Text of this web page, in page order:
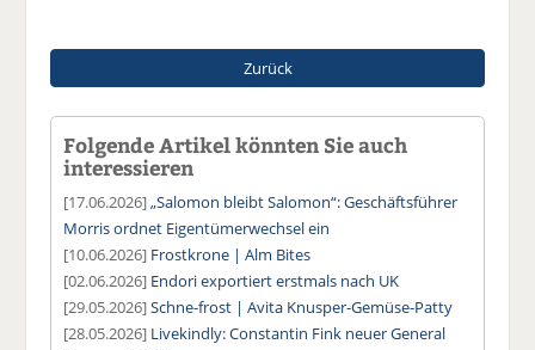
Zurück
Folgende Artikel könnten Sie auch
interessieren
[17.06.2026]„Salomon bleibt Salomon“: Geschäftsführer
Morris ordnet Eigentümerwechsel ein
[10.06.2026] Frostkrone | Alm Bites
[02.06.2026] Endori exportiert erstmals nach UK
[29.05.2026]Schne-frost | Avita Knusper-Gemüse-Patty
[28.05.2026] Livekindly: Constantin Fink neuer General